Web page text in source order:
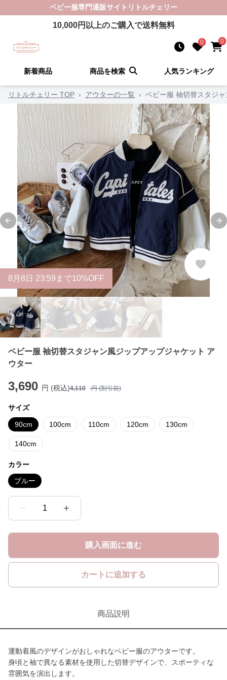
ベビー服専門通販サイト リトルチェリー
10,000円以上のご購入で送料無料
0 0
新着商品 商品を検索 人気ランキング
リトルチェリー TOP › アウターの一覧 › ベビー服 袖切替スタジ
Previous slide
8 月 8 日 23:59まで10%OFF
ベビー服 袖切替スタジャン風ジップアップジャケット ア
ウター
3,690 円 (税込)4,110 円 (割引前)
サイズ
90cm 100cm 110cm 120cm 130cm
140cm
カラー
ブルー
1
購入画面に進む
カートに追加する
商品説明
運動着風のデザインがおしゃれなベビー服のアウターです。
身頃と袖で異なる素材を使用した切替デザインで、スポーティな
雰囲気を演出します。